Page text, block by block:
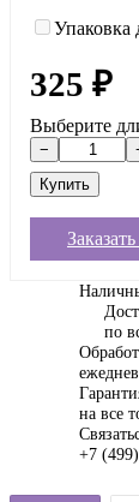
Упаковка
325 ₽
Выберите
по
на все
+7